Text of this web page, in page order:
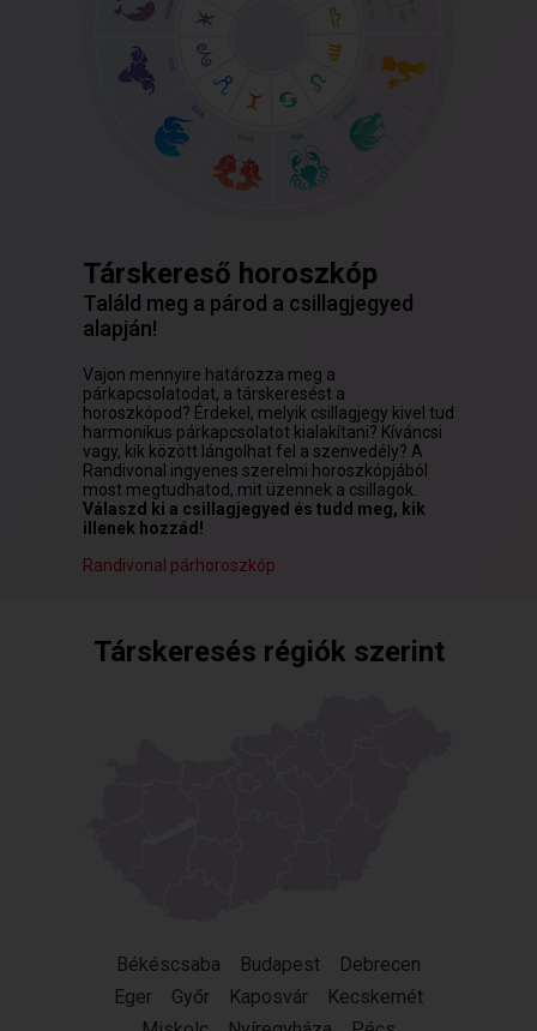
Társkereső horoszkóp
Találd meg a párod a csillagjegyed
alapján!
Vajon mennyire határozza meg a
párkapcsolatodat, a társkeresést a
horoszkópod? Érdekel, melyik csillagjegy kivel tud
harmonikus párkapcsolatot kialakítani? Kíváncsi
vagy, kik között lángolhat fel a szenvedély? A
Randivonal ingyenes szerelmi horoszkópjából
most megtudhatod, mit üzennek a csillagok.
Válaszd ki a csillagjegyed és tudd meg, kik
illenek hozzád!
Randivonal párhoroszkóp
Társkeresés régiók szerint
Békéscsaba Budapest
Debrecen
Eger
Győr Kaposvár
Kecskemét